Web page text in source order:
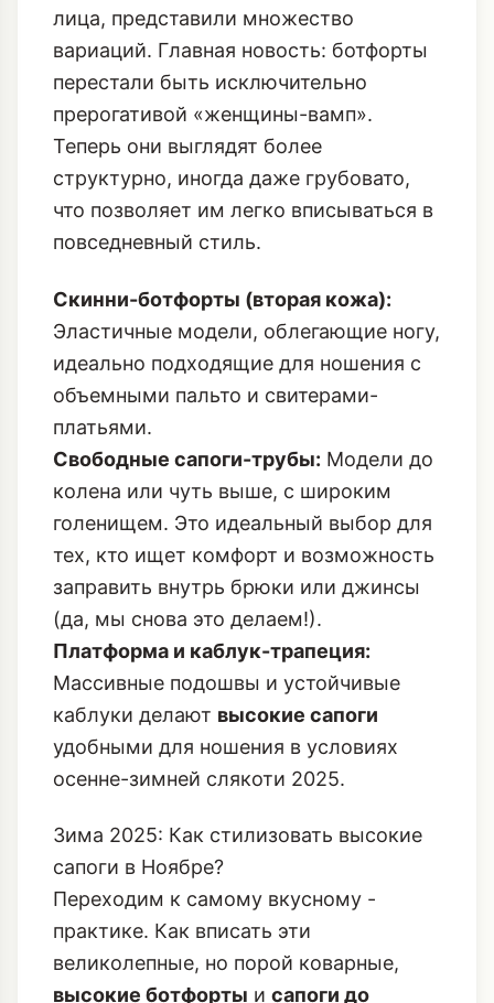
лица, представили множество
вариаций. Главная новость: ботфорты
перестали быть исключительно
прерогативой «женщины-вамп».
Теперь они выглядят более
структурно, иногда даже грубовато,
что позволяет им легко вписываться в
повседневный стиль.
Скинни-ботфорты (вторая кожа):
Эластичные модели, облегающие ногу,
идеально подходящие для ношения с
объемными пальто и свитерами-
платьями.
Свободные сапоги-трубы: Модели до
колена или чуть выше, с широким
голенищем. Это идеальный выбор для
тех, кто ищет комфорт и возможность
заправить внутрь брюки или джинсы
(да, мы снова это делаем!).
Платформа и каблук-трапеция:
Массивные подошвы и устойчивые
каблуки делают высокие сапоги
удобными для ношения в условиях
осенне-зимней слякоти 2025.
Зима 2025: Как стилизовать высокие
сапоги в Ноябре?
Переходим к самому вкусному -
практике. Как вписать эти
великолепные, но порой коварные,
высокие ботфорты и сапоги до